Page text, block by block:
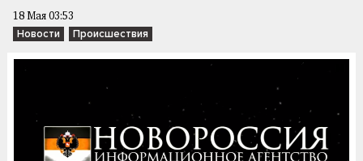
18 Мая 03:53
Новости Происшествия